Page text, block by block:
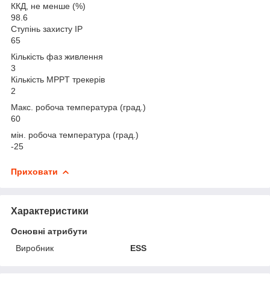
ККД, не менше (%)
98.6
Ступінь захисту IP
65
Кількість фаз живлення
3
Кількість MPPT трекерів
2
Макс. робоча температура (град.)
60
мін. робоча температура (град.)
-25
Приховати
Характеристики
Основні атрибути
Виробник
ESS